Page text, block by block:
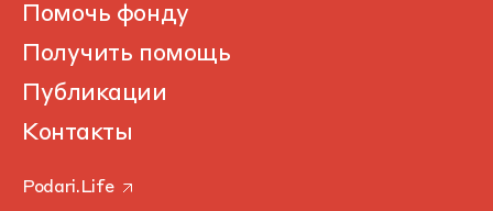
Помочь фонду
Получить помощь
Публикации
Контакты
Podari.Life